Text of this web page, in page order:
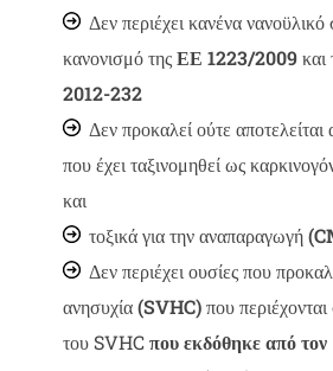
Δεν περιέχει κανένα
κανονισμό τηςΕΕ 1223/2009και
2012-232
Δεν προκαλεί ούτε
που έχει ταξινομηθεί ως
και
τοξικά για την αναπαραγωγή
Δεν περιέχει ουσίες που
ανησυχία(SVHC)που
του SVHCπου εκδόθηκε από